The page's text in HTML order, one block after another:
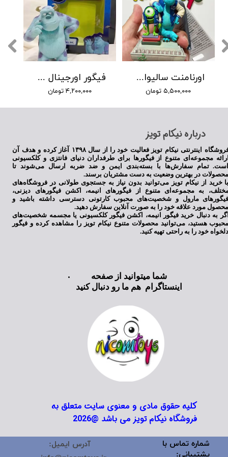
★ ★★★★
★★★★
فیگور اورجینال سالیوان دیزنی
۴,۲۰۰,۰۰۰ تومان
اورنامنت سالیوان و مایک دیزنی
۵,۵۰۰,۰۰۰ تومان
​درباره نیکام تویز
فروشگاه اینترنتی نیکام تویز فعالیت خود را از سال ۱۳۹۸ آغاز کرده و هدف آن
مجموعه‌ای متنوع از فیگورها برای طرفداران دنیای فانتزی و کلکسیونی
تمام سفارش‌ها با بسته‌بندی ایمن و ضد ضربه ارسال می‌شوند تا
در بهترین وضعیت به دست مشتریان برسند.
خرید از نیکام تویز می‌توانید بدون نیاز به جستجوی طولانی در فروشگاه‌های
به مجموعه‌ای متنوع از فیگورهای انیمه، اکشن فیگورهای دیزنی،
مارول و شخصیت‌های محبوب کارتونی دسترسی داشته باشید و
مورد علاقه خود را به صورت آنلاین سفارش دهید.
به دنبال خرید فیگور انیمه، اکشن فیگور کلکسیونی یا مجسمه شخصیت‌های
هستید، می‌توانید محصولات متنوع نیکام تویز را مشاهده کرده و فیگور
خود را به راحتی تهیه کنید.
کلیه حقوق مادی و معنوی سایت متعلق به
فروشگاه نیکام تویز می باشد @2026
شما میتوانید از صفحه
اینستاگرام هم ما رو دنبال کنید
شماره تماس با
پشتیبانی:
آدرس ایمیل: